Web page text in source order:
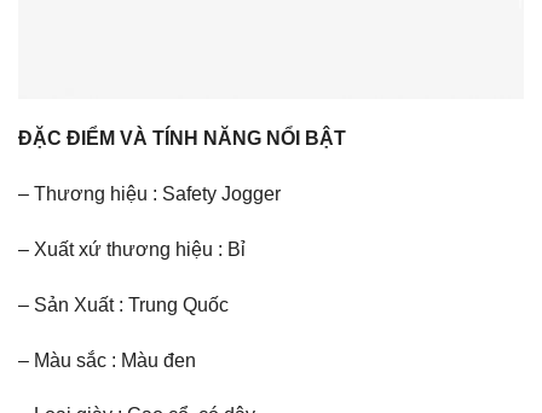
ĐẶC ĐIỂM VÀ TÍNH NĂNG NỔI BẬT
– Thương hiệu : Safety Jogger
– Xuất xứ thương hiệu : Bỉ
– Sản Xuất : Trung Quốc
– Màu sắc : Màu đen